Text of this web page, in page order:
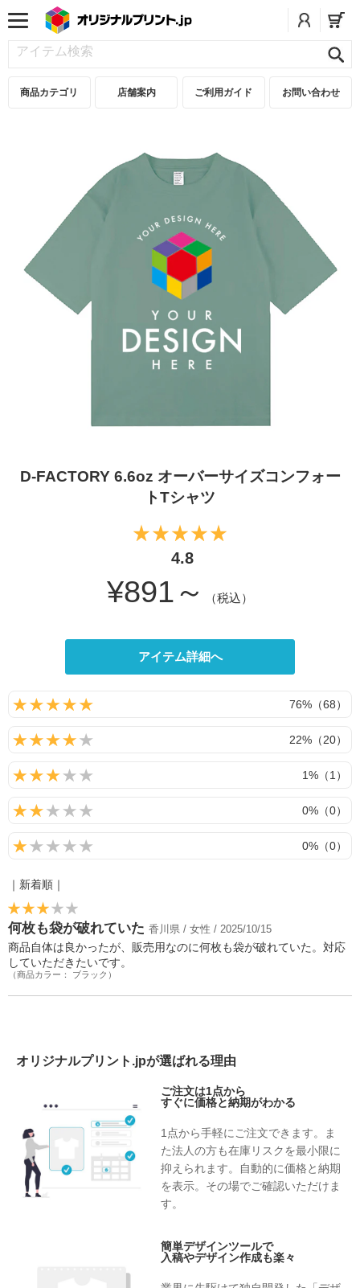
商品カテゴリ 店舗案内 ご利用ガイド お問い合わせ
D-FACTORY 6.6oz オーバーサイズコンフォー
トTシャツ
4.8
¥891～ （税込）
アイテム詳細へ
76%（68）
22%（20）
1%（1）
0%（0）
0%（0）
｜新着順｜
何枚も袋が破れていた 香川県 / 女性 / 2025/10/15
商品自体は良かったが、販売用なのに何枚も袋が破れていた。対応
していただきたいです。
（商品カラー： ブラック）
オリジナルプリント.jpが選ばれる理由
ご注文は1点から
すぐに価格と納期がわかる
1点から手軽にご注文できます。ま
た法人の方も在庫リスクを最小限に
抑えられます。自動的に価格と納期
を表示。その場でご確認いただけま
す。
簡単デザインツールで
入稿やデザイン作成も楽々